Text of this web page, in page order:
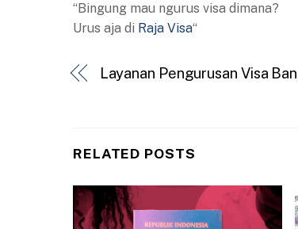
“Bingung mau ngurus visa dimana?
Urus aja di Raja Visa“
Layanan Pengurusan Visa
RELATED POSTS